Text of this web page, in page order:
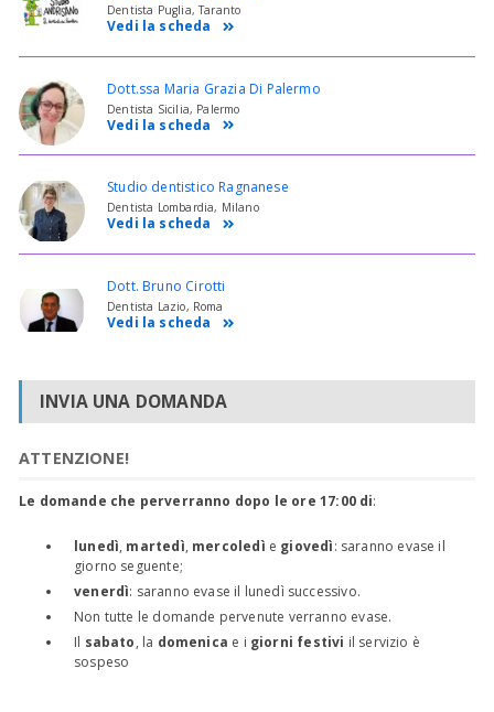
Dentista Puglia, Taranto
Vedi la scheda
Dott.ssa Maria Grazia Di Palermo
Dentista Sicilia, Palermo
Vedi la scheda
Studio dentistico Ragnanese
Dentista Lombardia, Milano
Vedi la scheda
Dott. Bruno Cirotti
Dentista Lazio, Roma
Vedi la scheda
INVIA UNA DOMANDA
ATTENZIONE!
Le domande che perverranno dopo le ore 17:00 di:
lunedì, martedì, mercoledì e giovedì: saranno evase il
giorno seguente;
venerdì: saranno evase il lunedì successivo.
Non tutte le domande pervenute verranno evase.
Il sabato, la domenica e i giorni festivi il servizio è
sospeso